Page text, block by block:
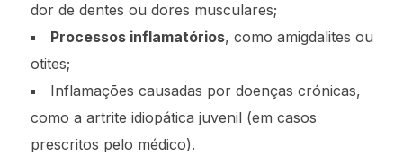
dor de dentes ou dores musculares;
Processos inflamatórios, como amigdalites ou
otites;
Inflamações causadas por doenças crónicas,
como a artrite idiopática juvenil (em casos
prescritos pelo médico).